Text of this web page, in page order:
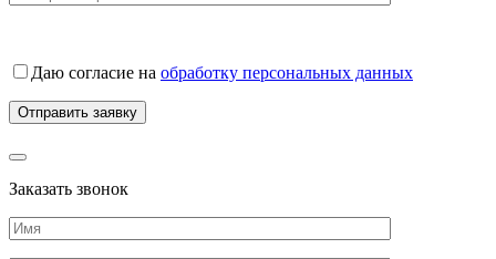
Даю согласие на обработку персональных данных
Заказать звонок